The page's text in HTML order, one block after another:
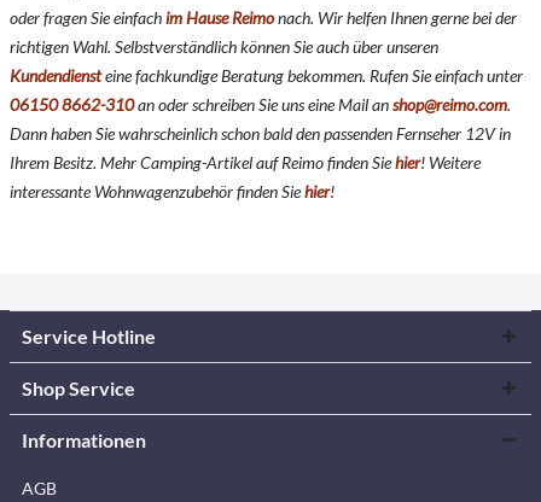
oder fragen Sie einfachim Hause Reimonach. Wir helfen Ihnen gerne bei der
richtigen Wahl. Selbstverständlich können Sie auch über unseren
Kundendiensteine fachkundige Beratung bekommen. Rufen Sie einfach unter
06150 8662-310an oder schreiben Sie uns eine Mail anshop@reimo.com.
Dann haben Sie wahrscheinlich schon bald den passenden Fernseher 12V in
Ihrem Besitz. Mehr Camping-Artikel auf Reimo finden Siehier! Weitere
interessante Wohnwagenzubehör finden Siehier!
Service Hotline
Shop Service
Informationen
AGB